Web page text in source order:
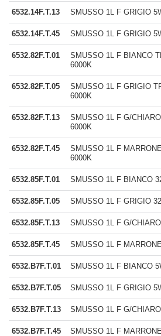
6532.14F.T.13 SMUSSO 1L F GRIGIO
6532.14F.T.45 SMUSSO 1L F GRIGIO
6532.82F.T.01
SMUSSO 1L F BIANCO
6000K
6532.82F.T.05
SMUSSO 1L F GRIGIO
6000K
6532.82F.T.13
SMUSSO 1L F G/
6000K
6532.82F.T.45
SMUSSO 1L F
6000K
6532.85F.T.01 SMUSSO 1L F BIANCO
6532.85F.T.05 SMUSSO 1L F GRIGIO
6532.85F.T.13 SMUSSO 1L F G/
6532.85F.T.45 SMUSSO 1L F
6532.B7F.T.01 SMUSSO 1L F BIANCO
6532.B7F.T.05 SMUSSO 1L F GRIGIO
6532.B7F.T.13 SMUSSO 1L F G/
6532.B7F.T.45 SMUSSO 1L F